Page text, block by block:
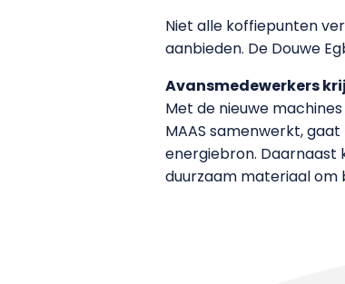
Niet alle koffiepunten
aanbieden. De Douwe
Avansmedewerkers
Met de nieuwe
MAAS samenwerkt,
energiebron. Daarnaast
duurzaam materiaal om